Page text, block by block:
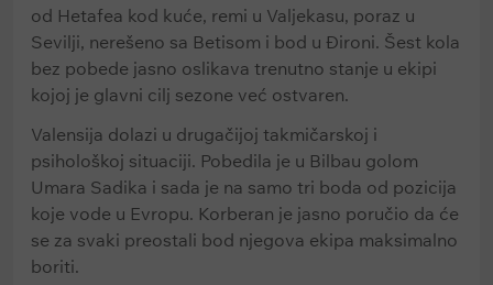
od Hetafea kod kuće, remi u Valjekasu, poraz u
Sevilji, nerešeno sa Betisom i bod u Đironi. Šest kola
bez pobede jasno oslikava trenutno stanje u ekipi
kojoj je glavni cilj sezone već ostvaren.
Valensija dolazi u drugačijoj takmičarskoj i
psihološkoj situaciji. Pobedila je u Bilbau golom
Umara Sadika i sada je na samo tri boda od pozicija
koje vode u Evropu. Korberan je jasno poručio da će
se za svaki preostali bod njegova ekipa maksimalno
boriti.